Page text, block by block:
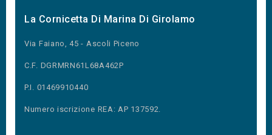
La Cornicetta Di Marina Di Girolamo
Via Faiano, 45 - Ascoli Piceno
C.F. DGRMRN61L68A462P
P.I. 01469910440
Numero iscrizione REA: AP 137592.